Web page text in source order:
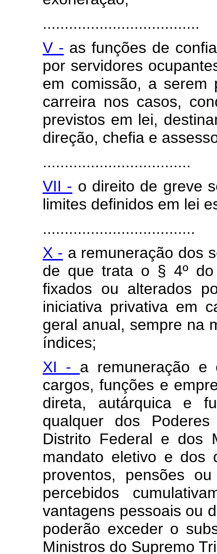
....................................
V - as funções de
por servidores
em comissão, a serem
carreira nos casos,
previstos em lei,
direção, chefia e
..................................
VII - o direito de greve
limites definidos em lei
...................................
X - a remuneração dos
de que trata o § 4º
fixados ou alterados
iniciativa privativa em
geral anual, sempre na
índices;
XI - a remuneração e
cargos, funções e
direta, autárquica e
qualquer dos
Distrito Federal e dos
mandato eletivo e dos
proventos, pensões
percebidos
vantagens pessoais ou
poderão exceder o
Ministros do Supremo